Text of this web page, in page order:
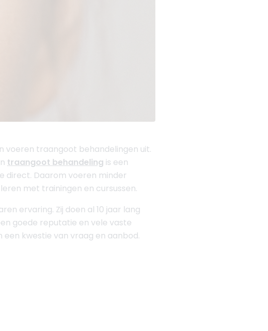
voeren traangoot behandelingen uit.
traangoot behandeling is een
direct. Daarom voeren minder
met trainingen en cursussen.
ervaring. Zij doen al 10 jaar lang
goede reputatie en vele vaste
een kwestie van vraag en aanbod.